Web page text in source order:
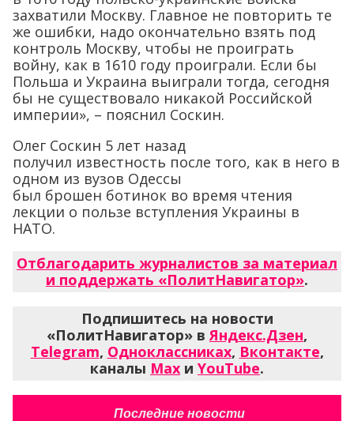
захватили Москву. Главное не повторить те
же ошибки, надо окончательно взять под
контроль Москву, чтобы не проиграть
войну, как в 1610 году проиграли. Если бы
Польша и Украина выиграли тогда, сегодня
бы не существовало никакой Российской
империи», – пояснил Соскин.
Олег Соскин 5 лет назад
получил известность после того, как в него в
одном из вузов Одессы
был брошен ботинок во время чтения
лекции о пользе вступления Украины в
НАТО.
Отблагодарить журналистов за материал
и поддержать «ПолитНавигатор».
Подпишитесь на новости
«ПолитНавигатор» в Яндекс.Дзен,
Telegram, Одноклассниках, Вконтакте,
каналы Max и YouTube.
Последние новости